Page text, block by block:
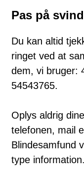
Pas på
Du kan altid
ringet ved at
dem, vi bruger:
54543765.
Oplys aldrig
telefonen, mail
Blindesamfund
type information.